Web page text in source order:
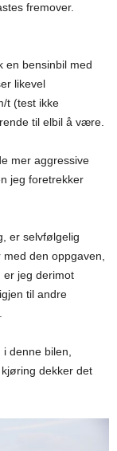
fremover.
en bensinbil med
likevel
t (test ikke
til elbil å være.
mer aggressive
jeg foretrekker
er selvfølgelig
den oppgaven,
jeg derimot
til andre
denne bilen,
dekker det